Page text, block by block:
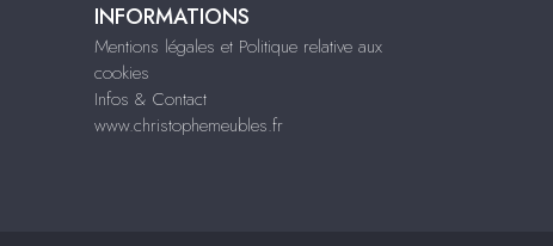
INFORMATIONS
Mentions légales et Politique relative aux
cookies
Infos & Contact
www.christophemeubles.fr